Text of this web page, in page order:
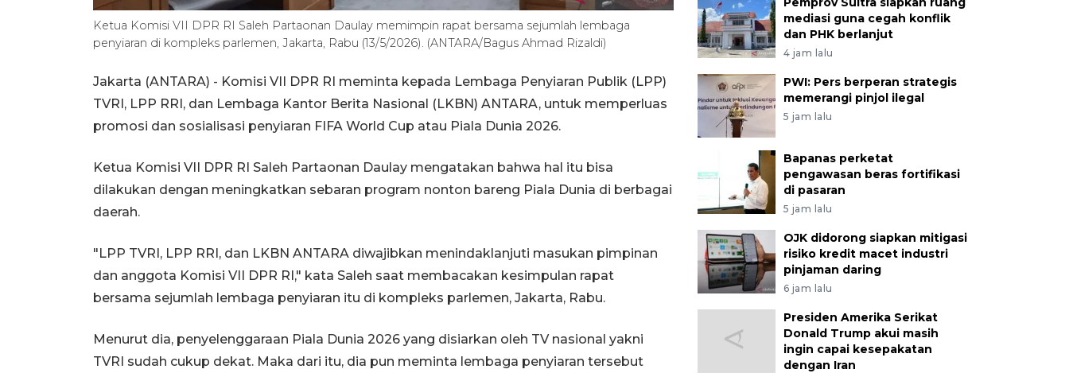
Ketua Komisi VII DPR RI Saleh Partaonan Daulay memimpin rapat bersama sejumlah lembaga
penyiaran di kompleks parlemen, Jakarta, Rabu (13/5/2026). (ANTARA/Bagus Ahmad Rizaldi)
Jakarta (ANTARA) - Komisi VII DPR RI meminta kepada Lembaga Penyiaran Publik (LPP)
TVRI, LPP RRI, dan Lembaga Kantor Berita Nasional (LKBN) ANTARA, untuk memperluas
promosi dan sosialisasi penyiaran FIFA World Cup atau Piala Dunia 2026.
Ketua Komisi VII DPR RI Saleh Partaonan Daulay mengatakan bahwa hal itu bisa
dilakukan dengan meningkatkan sebaran program nonton bareng Piala Dunia di berbagai
daerah.
"LPP TVRI, LPP RRI, dan LKBN ANTARA diwajibkan menindaklanjuti masukan pimpinan
dan anggota Komisi VII DPR RI," kata Saleh saat membacakan kesimpulan rapat
bersama sejumlah lembaga penyiaran itu di kompleks parlemen, Jakarta, Rabu.
Menurut dia, penyelenggaraan Piala Dunia 2026 yang disiarkan oleh TV nasional yakni
TVRI sudah cukup dekat. Maka dari itu, dia pun meminta lembaga penyiaran tersebut
mediasi guna cegah konflik
dan PHK berlanjut
4 jam lalu
PWI: Pers berperan strategis
memerangi pinjol ilegal
5 jam lalu
Bapanas perketat
pengawasan beras fortifikasi
di pasaran
5 jam lalu
OJK didorong siapkan mitigasi
risiko kredit macet industri
pinjaman daring
6 jam lalu
Presiden Amerika Serikat
Donald Trump akui masih
ingin capai kesepakatan
dengan Iran